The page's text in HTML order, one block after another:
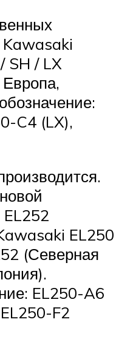
SH / LX
C4 (LX),
EL252
EL250
(Северная
EL250-A6
F2